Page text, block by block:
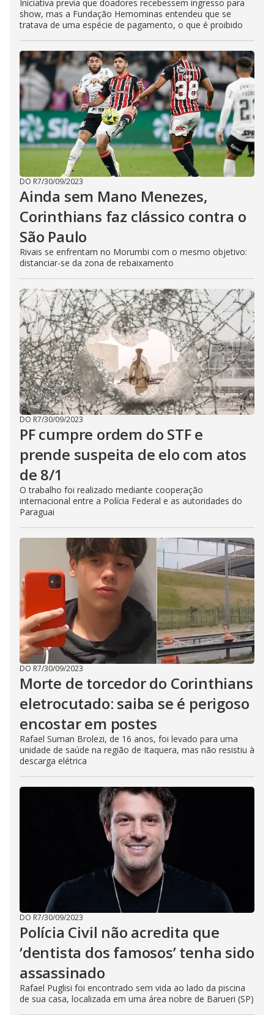
Iniciativa previa que doadores recebessem ingresso para
show, mas a Fundação Hemominas entendeu que se
tratava de uma espécie de pagamento, o que é proibido
DO R7/30/09/2023
Ainda sem Mano Menezes,
Corinthians faz clássico contra o
São Paulo
Rivais se enfrentam no Morumbi com o mesmo objetivo:
distanciar-se da zona de rebaixamento
DO R7/30/09/2023
PF cumpre ordem do STF e
prende suspeita de elo com atos
de 8/1
O trabalho foi realizado mediante cooperação
internacional entre a Polícia Federal e as autoridades do
Paraguai
DO R7/30/09/2023
Morte de torcedor do Corinthians
eletrocutado: saiba se é perigoso
encostar em postes
Rafael Suman Brolezi, de 16 anos, foi levado para uma
unidade de saúde na região de Itaquera, mas não resistiu à
descarga elétrica
DO R7/30/09/2023
Polícia Civil não acredita que
‘dentista dos famosos’ tenha sido
assassinado
Rafael Puglisi foi encontrado sem vida ao lado da piscina
de sua casa, localizada em uma área nobre de Barueri (SP)